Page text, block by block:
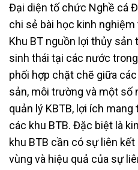
Đại diện tố chức Nghề cá
chi sẻ bài học kinh nghiệm
Khu BT nguồn lợi thủy
sinh thái tại các nước
phối hợp chặt chẽ giữa
sản, môi trường và một số
quản lý KBTB, lợi ích
các khu BTB. Đặc biệt là
khu BTB cần có sự liên
vùng và hiệu quả của sự